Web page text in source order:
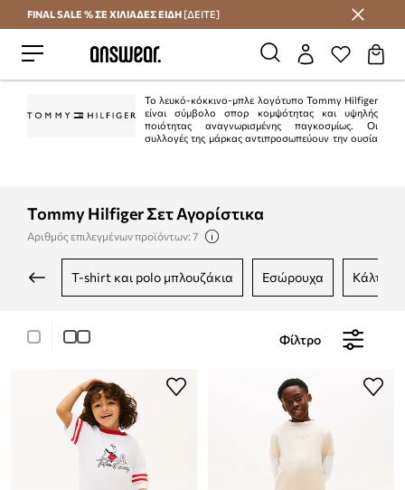
Εξοικονομήστε με το Answear Club
FINAL SALE % ΣΕ ΧΙΛΙΑΔΕΣ ΕΙΔΗ [ΔΕΙΤΕ]
Το λευκό-κόκκινο-μπλε λογότυπο Tommy Hilfiger
είναι σύμβολο σπορ κομψότητας και υψηλής
ποιότητας αναγνωρισμένης παγκοσμίως. Οι
συλλογές της μάρκας αντιπροσωπεύουν την ουσία
Tommy Hilfiger Σετ Αγορίστικα
Αριθμός επιλεγμένων προϊόντων: 7
t-shirt και polo μπλουζάκια εσώρουχα κάλτσες
Φίλτρο